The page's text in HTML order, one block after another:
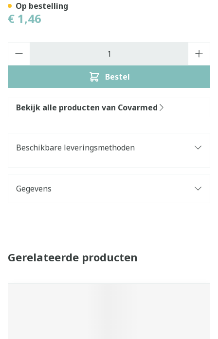
€ 1,46
Bestel
Op bestelling
Bekijk alle producten van Covarmed
Beschikbare leveringsmethoden
Gegevens
Gerelateerde producten